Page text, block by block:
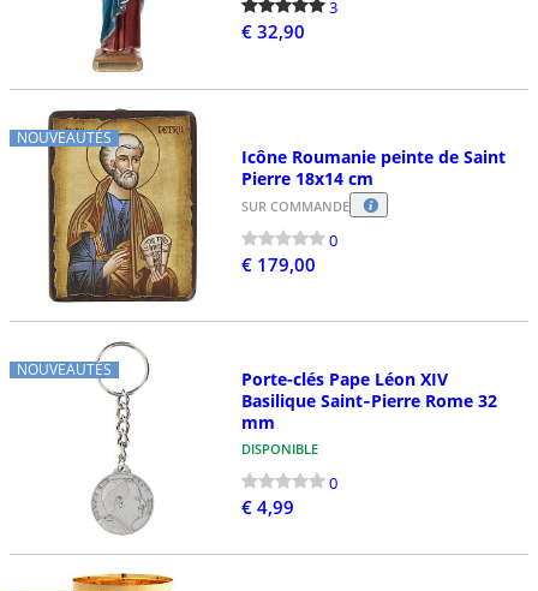
3
€ 32,90
NOUVEAUTÉS
Icône Roumanie peinte de Saint
Pierre 18x14 cm
SUR COMMANDE
0
€ 179,00
NOUVEAUTÉS
Porte-clés Pape Léon XIV
Basilique Saint‑Pierre Rome 32
mm
DISPONIBLE
0
€ 4,99